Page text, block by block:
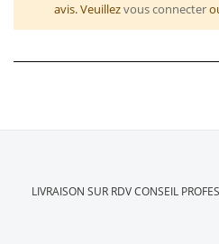
avis. Veuillezvous connecter
LIVRAISON SUR RDV CONSEIL